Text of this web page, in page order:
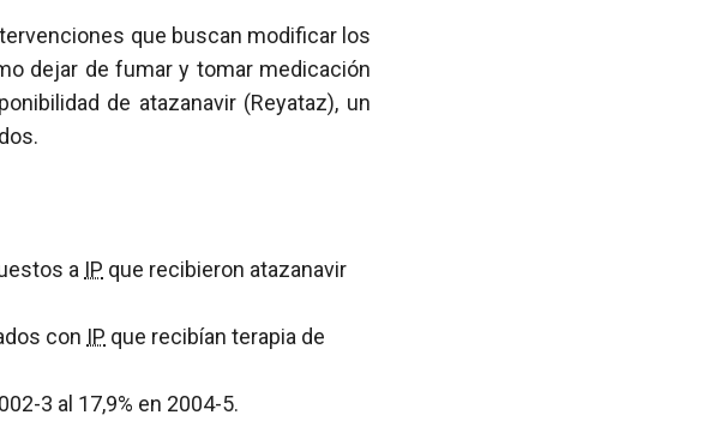
que buscan modificar los
dejar de fumar y tomar medicación
de atazanavir (Reyataz), un
a IP que recibieron atazanavir
con IP que recibían terapia de
3 al 17,9% en 2004-5.